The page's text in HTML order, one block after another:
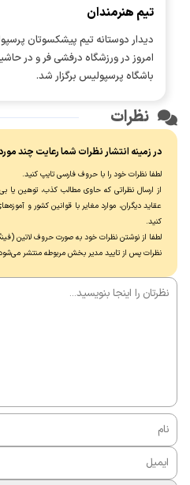
تیم هنرمندان
دیدار دوستانه تیم پیشکسوتان
امروز در ورزشگاه درفشی فر و در
باشگاه پرسپولیس برگزار شد.
نظرات
در زمینه انتشار نظرات شما رعایت چند
لطفا نظرات خود را با حروف فارسی تایپ کنید.
از ارسال نظراتی که حاوی مطالب کذب، توهین یا
عقاید دیگران، موارد مغایر با قوانین کشور و
کنید.
لطفا از نوشتن نظرات خود به صورت حروف لاتین
نظرات پس از تایید مدیر بخش مربوطه منتشر